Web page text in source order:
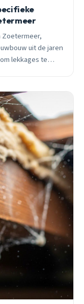
Zoetermeer,
uit de jaren
lekkages te